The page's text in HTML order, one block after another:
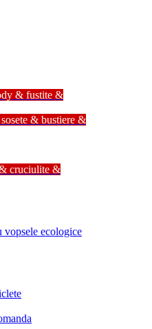
& fustite &
& bustiere &
cruciulite &
vopsele ecologice